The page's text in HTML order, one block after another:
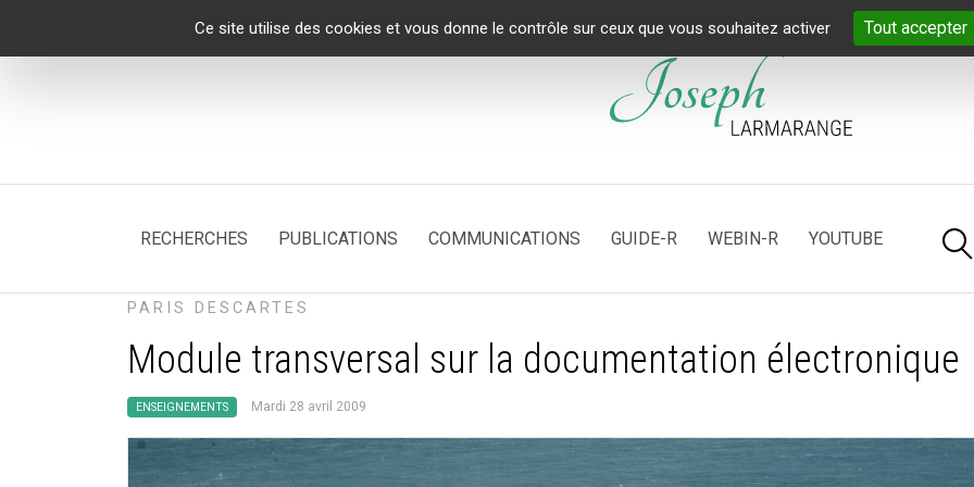
Ce site utilise des cookies et vous donne le contrôle sur ceux que vous souhaitez activer Tout accepter
RECHERCHES PUBLICATIONS COMMUNICATIONS GUIDE-R WEBIN-R YOUTUBE
PARIS DESCARTES
Module transversal sur la documentation électronique
ENSEIGNEMENTS Mardi 28 avril 2009